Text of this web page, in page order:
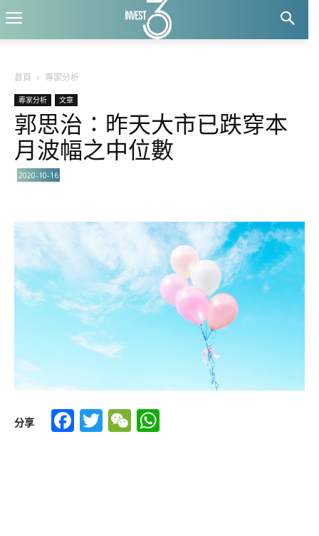
首頁 專家分析
專家分析 文章
郭思治∶昨天大市已跌穿本
月波幅之中位數
2020-10-16
分享 Facebook
TwitterWeChat